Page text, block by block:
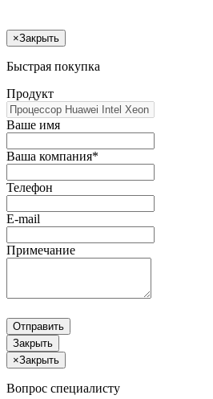
×Закрыть
Быстрая покупка
Продукт
Ваше имя
Ваша компания*
Телефон
E-mail
Примечание
Отправить
Закрыть
×Закрыть
Вопрос специалисту